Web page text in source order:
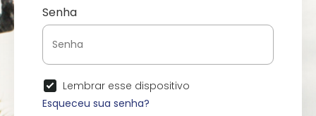
Senha
Lembrar esse dispositivo
Esqueceu sua senha?